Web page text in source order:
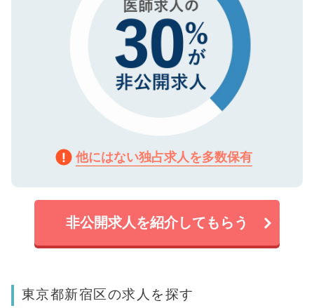
他にはない独占求人を多数保有
非公開求人を紹介してもらう
東京都新宿区の求人を探す